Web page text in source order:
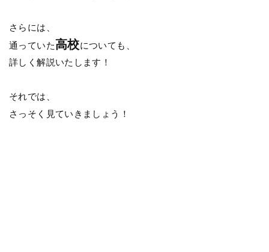
さらには、
通っていた高校についても、
詳しく解説いたします！
それでは、
さっそく見ていきましょう！